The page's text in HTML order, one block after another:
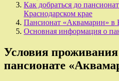
Как добраться до
Краснодарском крае
Пансионат «Аквамарин» в
Основная информация о
Условия
пансионате